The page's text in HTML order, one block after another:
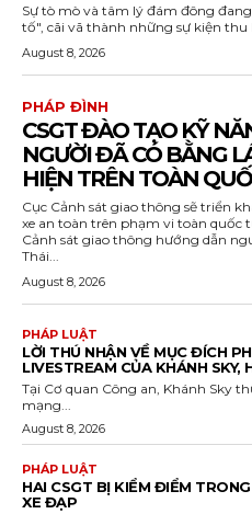
Sự tò mò và tâm lý đám đông
tố", cãi vã thành những sự kiện thu
August 8, 2026
PHÁP ĐÌNH
CSGT ĐÀO TẠO KỸ
NGƯỜI ĐÃ CÓ BẰNG
HIỆN TRÊN TOÀN
Cục Cảnh sát giao thông sẽ triển
xe an toàn trên phạm vi toàn quốc
Cảnh sát giao thông hướng dẫn
Thái...
August 8, 2026
PHÁP LUẬT
LỜI THÚ NHẬN VỀ MỤC ĐÍCH
LIVESTREAM CỦA KHÁNH
Tại Cơ quan Công an, Khánh Sky
mạng...
August 8, 2026
PHÁP LUẬT
HAI CSGT BỊ KIỂM ĐIỂM
XE ĐẠP